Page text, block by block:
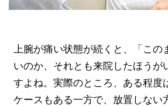
上腕が痛い状態が続くと、「この
いのか、それとも来院したほうが
すよね。実際のところ、ある程度
ケースもある一方で、放置しない